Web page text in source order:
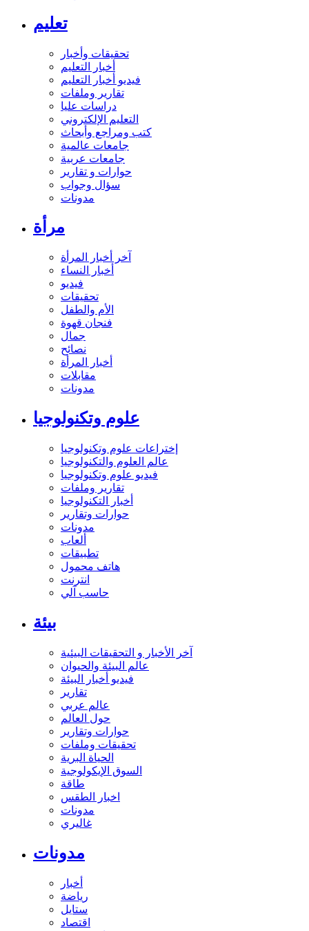
تعليم
تحقيقات وأخبار
أخبار التعليم
فيديو أخبار التعليم
تقارير وملفات
دراسات عليا
التعليم الإلكتروني
كتب ومراجع وأبحاث
جامعات عالمية
جامعات عربية
حوارات و تقارير
سؤال وجواب
مدونات
مرأة
آخر أخبار المرأة
أخبار النساء
فيديو
تحقيقات
الأم والطفل
فنجان قهوة
جمال
نصائح
أخبار المرأة
مقابلات
مدونات
علوم وتكنولوجيا
إختراعات علوم وتكنولوجيا
عالم العلوم والتكنولوجيا
فيديو علوم وتكنولوجيا
تقارير وملفات
أخبار التكنولوجيا
حوارات وتقارير
مدونات
ألعاب
تطبيقات
هاتف محمول
انترنت
حاسب آلي
بيئة
آخر الأخبار و التحقيقات البيئية
عالم البيئة والحيوان
فيديو أخبار البيئة
تقارير
عالم عربي
حول العالم
حوارات وتقارير
تحقيقات وملفات
الحياة البرية
السوق الإيكولوجية
طاقة
اخبار الطقس
مدونات
غاليري
مدونات
أخبار
رياضة
ستايل
اقتصاد